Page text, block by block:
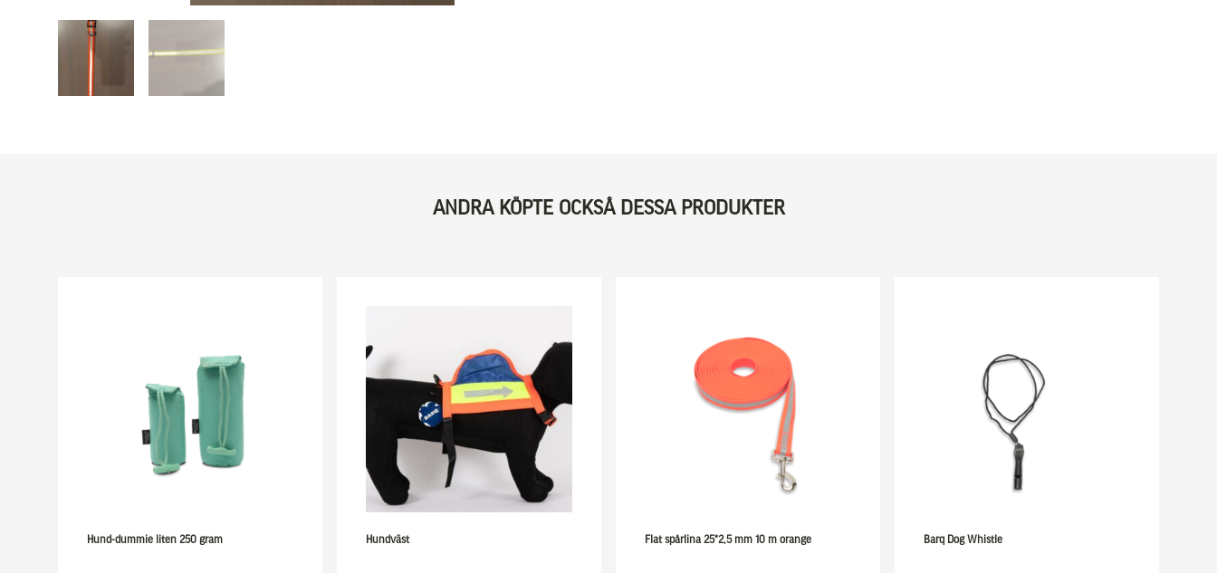
ANDRA KÖPTE OCKSÅ DESSA PRODUKTER
Hund-dummie liten 250 gram Hundväst Flat spårlina 25*2,5 mm 10 m orange Barq Dog Whistle